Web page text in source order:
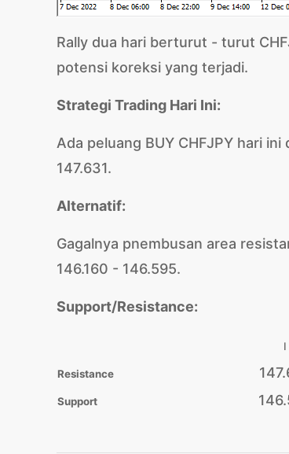
Rally dua hari berturut - turut
potensi koreksi yang terjadi.
Strategi Trading Hari Ini:
Ada peluang BUY CHFJPY hari
147.631.
Alternatif:
Gagalnya pnembusan area
146.160 - 146.595.
Support/Resistance:
I
Resistance
Support